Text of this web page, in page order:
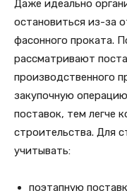
Даже идеально
остановиться из-за
фасонного проката.
рассматривают
производственного
закупочную
поставок, тем легче
строительства. Для
учитывать:
поэтапную